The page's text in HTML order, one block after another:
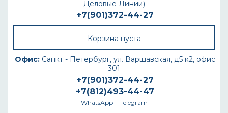
Деловые Линии)
+7(901)372-44-27
Корзина пуста
Офис: Санкт - Петербург, ул. Варшавская, д5 к2, офис
301
+7(901)372-44-27
+7(812)493-44-47
WhatsApp Telegram